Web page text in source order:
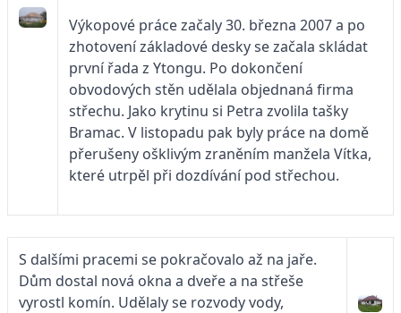
Výkopové práce začaly 30. března 2007 a po
zhotovení základové desky se začala skládat
první řada z Ytongu. Po dokončení
obvodových stěn udělala objednaná firma
střechu. Jako krytinu si Petra zvolila tašky
Bramac. V listopadu pak byly práce na domě
přerušeny ošklivým zraněním manžela Vítka,
které utrpěl při dozdívání pod střechou.
S dalšími pracemi se pokračovalo až na jaře.
Dům dostal nová okna a dveře a na střeše
vyrostl komín. Udělaly se rozvody vody,